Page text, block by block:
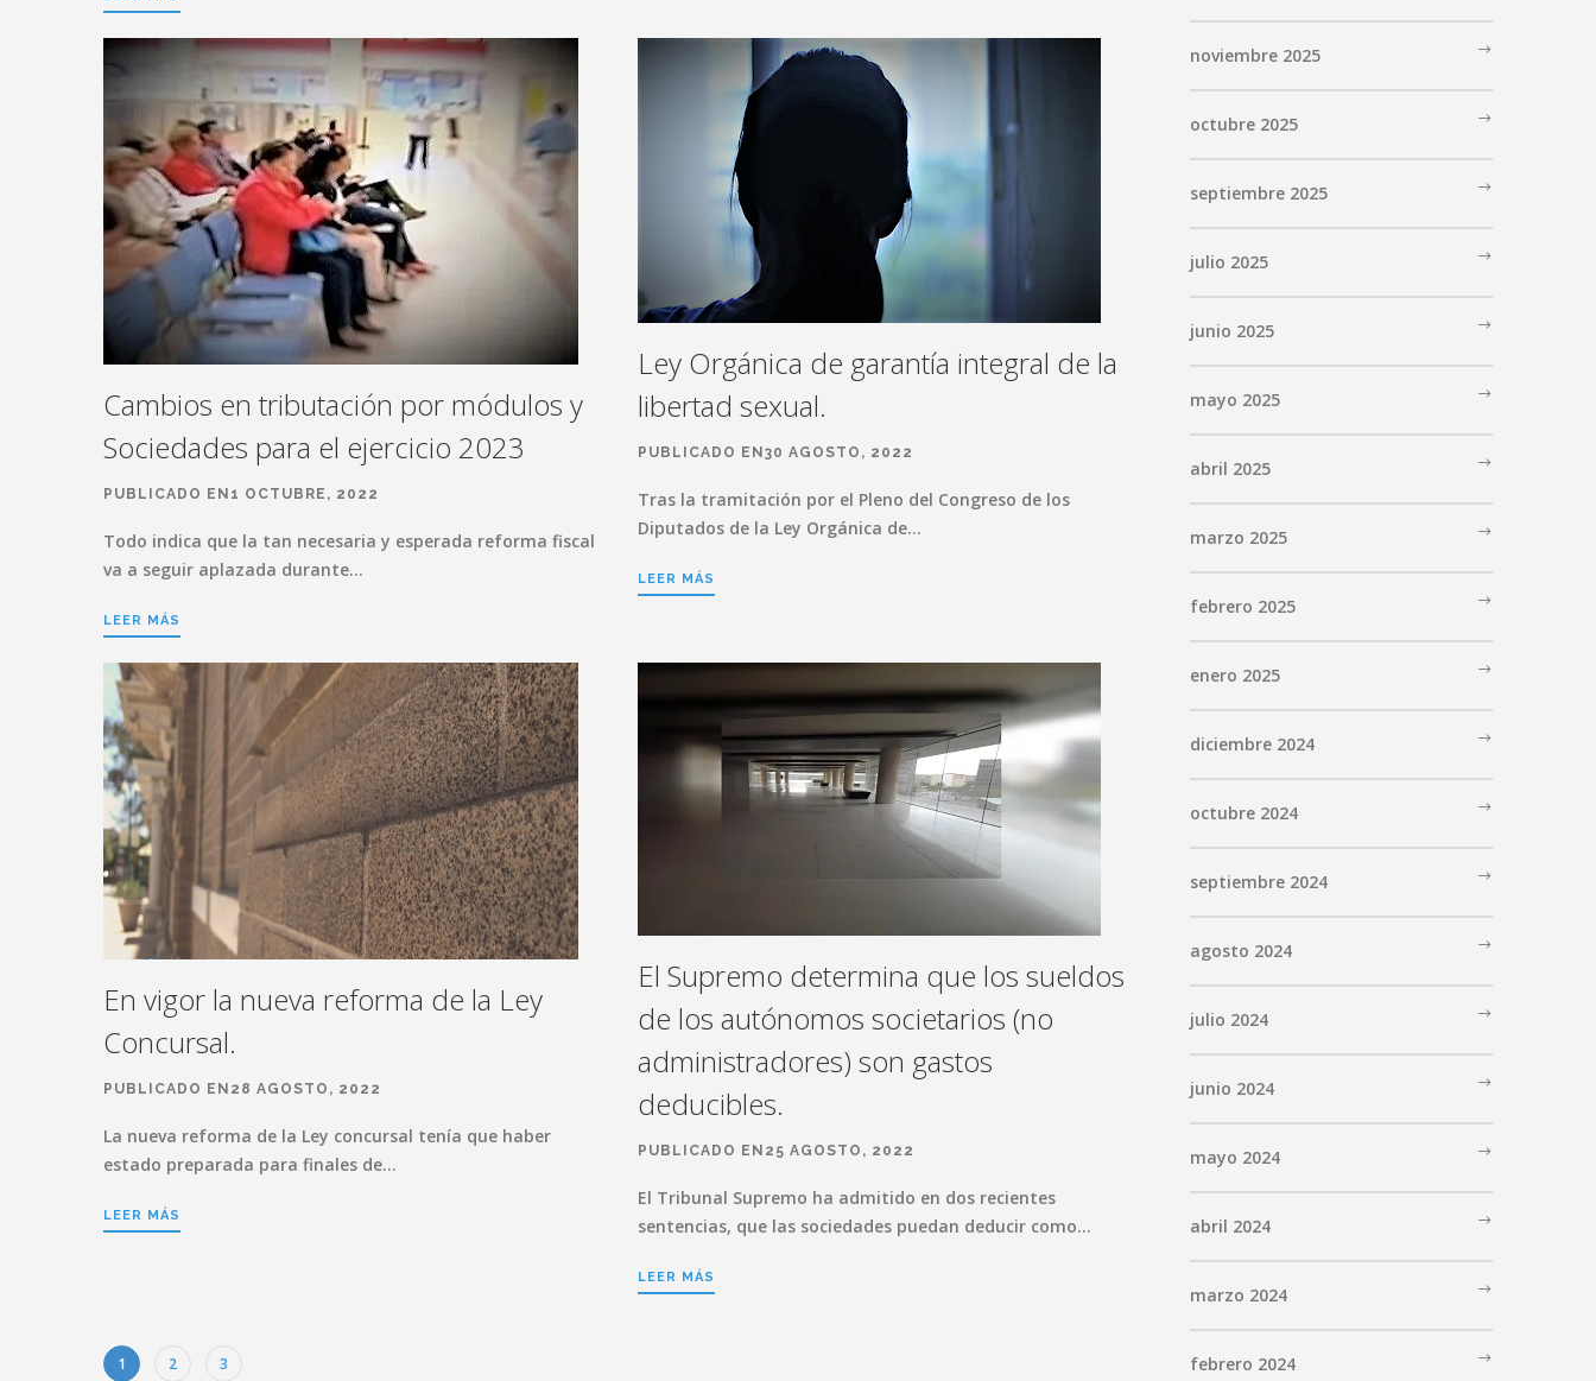
Cambios en tributación por módulos y
Sociedades para el ejercicio 2023
PUBLICADO EN1 OCTUBRE, 2022
Todo indica que la tan necesaria y esperada reforma fiscal
va a seguir aplazada durante…
LEER MÁS
Ley Orgánica de garantía integral de la
libertad sexual.
PUBLICADO EN30 AGOSTO, 2022
Tras la tramitación por el Pleno del Congreso de los
Diputados de la Ley Orgánica de…
LEER MÁS
En vigor la nueva reforma de la Ley
Concursal.
PUBLICADO EN28 AGOSTO, 2022
La nueva reforma de la Ley concursal tenía que haber
estado preparada para finales de…
LEER MÁS
El Supremo determina que los sueldos
de los autónomos societarios (no
administradores) son gastos
deducibles.
PUBLICADO EN25 AGOSTO, 2022
El Tribunal Supremo ha admitido en dos recientes
sentencias, que las sociedades puedan deducir como…
LEER MÁS
1 2 3
noviembre 2025
octubre 2025
septiembre 2025
julio 2025
junio 2025
mayo 2025
abril 2025
marzo 2025
febrero 2025
enero 2025
diciembre 2024
octubre 2024
septiembre 2024
agosto 2024
julio 2024
junio 2024
mayo 2024
abril 2024
marzo 2024
febrero 2024